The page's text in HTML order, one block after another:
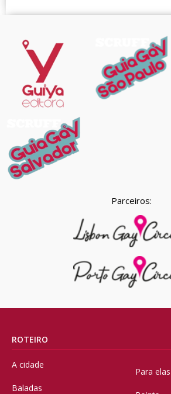
Parceiros:
ROTEIRO
A cidade
Baladas
Para elas